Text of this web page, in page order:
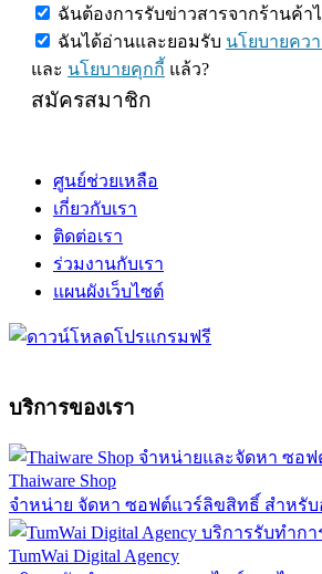
ฉันต้องการรับข่าวสารจากร้านค้า
ฉันได้อ่านและยอมรับ นโยบายคว
และ นโยบายคุกกี้ แล้ว?
สมัครสมาชิก
ศูนย์ช่วยเหลือ
เกี่ยวกับเรา
ติดต่อเรา
ร่วมงานกับเรา
แผนผังเว็บไซต์
บริการของเรา
Thaiware Shop
จำหน่าย จัดหา ซอฟต์แวร์ลิขสิทธิ์ สำหรับ
TumWai Digital Agency